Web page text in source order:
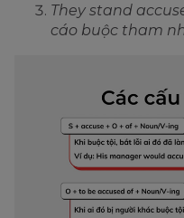
They stand
cáo buộc tham